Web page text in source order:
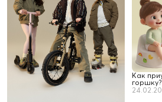
Как
горшку?